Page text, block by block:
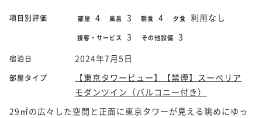
項目別評価 部屋 4 風呂 3 朝食 4 夕食 利用なし
接客・サービス 3 その他設備 3
宿泊日 2024年7月5日
部屋タイプ
【東京タワービュー】【禁煙】スーペリア
モダンツイン（バルコニー付き）
29㎡の広々した空間と正面に東京タワーが見える眺めにゆっ